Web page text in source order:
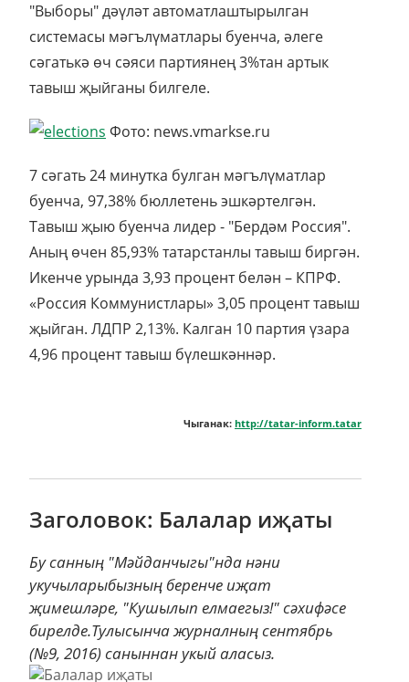
"Выборы" дәүләт автоматлаштырылган
системасы мәгълүматлары буенча, әлеге
сәгатькә өч сәяси партиянең 3%тан артык
тавыш җыйганы билгеле.
Фото: news.vmarkse.ru
7 сәгать 24 минутка булган мәгълүматлар
буенча, 97,38% бюллетень эшкәртелгән.
Тавыш җыю буенча лидер - "Бердәм Россия".
Аның өчен 85,93% татарстанлы тавыш биргән.
Икенче урында 3,93 процент белән – КПРФ.
«Россия Коммунистлары» 3,05 процент тавыш
җыйган. ЛДПР 2,13%. Калган 10 партия үзара
4,96 процент тавыш бүлешкәннәр.
Чыганак: http://tatar-inform.tatar
Заголовок: Балалар иҗаты
Бу санның "Мәйданчыгы"нда нәни
укучыларыбызның беренче иҗат
җимешләре, "Кушылып елмаегыз!" сәхифәсе
бирелде.Тулысынча журналның сентябрь
(№9, 2016) саныннан укый аласыз.